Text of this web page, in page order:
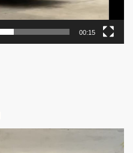
00:15